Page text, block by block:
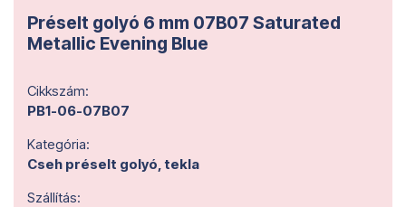
Préselt golyó 6 mm 07B07 Saturated
Metallic Evening Blue
Cikkszám:
PB1-06-07B07
Kategória:
Cseh préselt golyó, tekla
Szállítás: